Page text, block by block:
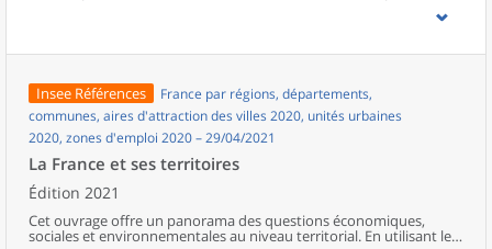
moitié du XIXe siècle, l’essor régional est surtout porté par le Nord.
accélérant l’exode rural, bouleverse le peuplement de la région.
pays entre dans une phase de ralentissement démographique. En
première ligne lors des deux conflits mondiaux, les Hauts-de-
France retrouvent leur poids démographique d’avant la Première
Guerre dès les années 1950, à la faveur du baby-boom et de la
reconstruction. Depuis les années 1970, la population subit un
ralentissement, du fait d’une baisse progressive de l’excédent
naturel.
Insee Références
France par régions, départements,
communes, aires d'attraction des villes 2020, unités urbaines
2020, zones d'emploi 2020 – 29/04/2021
La France et ses territoires
Édition 2021
Cet ouvrage offre un panorama des questions économiques,
sociales et environnementales au niveau territorial. En utilisant les